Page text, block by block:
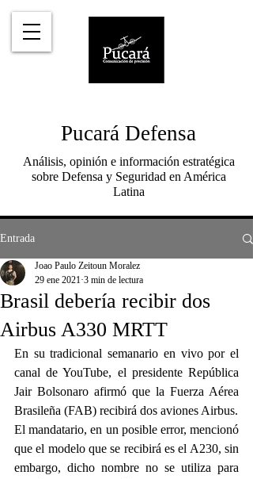
Pucará Defensa
Análisis, opinión e información estratégica
sobre Defensa y Seguridad en América
Latina
Entrada
Brasil debería recibir dos
Airbus A330 MRTT
Joao Paulo Zeitoun Moralez
29 ene 2021 3 min de lectura
En su tradicional semanario en vivo por el
canal de YouTube, el presidente República
Jair Bolsonaro afirmó que la Fuerza Aérea
Brasileña (FAB) recibirá dos aviones Airbus.
El mandatario, en un posible error, mencionó
que el modelo que se recibirá es el A230, sin
embargo, dicho nombre no se utiliza para